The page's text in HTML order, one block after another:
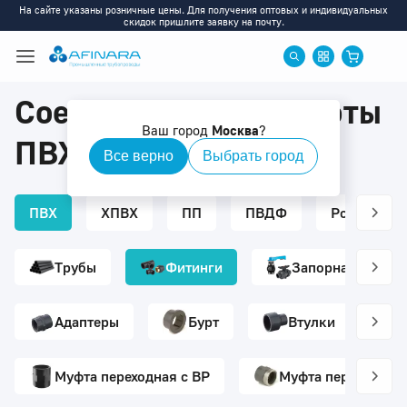
На сайте указаны розничные цены. Для получения оптовых и индивидуальных
скидок пришлите заявку на почту.
Ваш город Москва?
Все верно Выбрать город
Соединительные муфты
ПВХ
ПВХ ХПВХ ПП ПВДФ Ротаметры
Трубы Фитинги Запорная
Адаптеры Бурт Втулки
Муфта переходная с ВР Муфта